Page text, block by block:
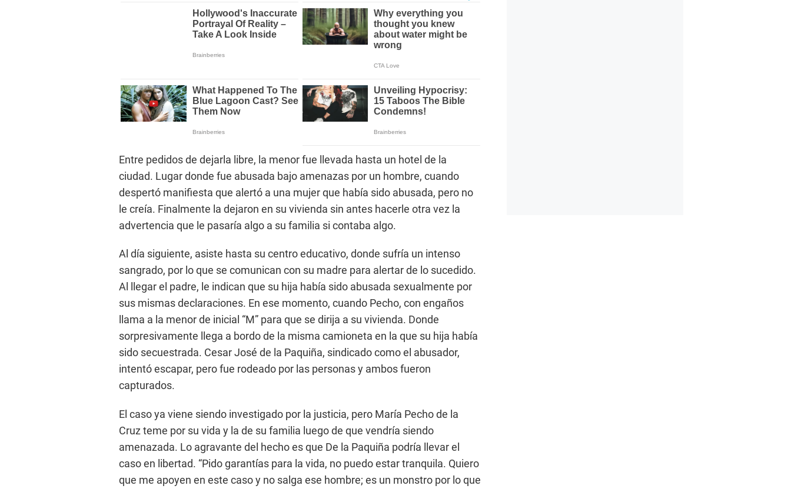
Entre pedidos de dejarla libre, la menor fue llevada hasta un hotel de la
ciudad. Lugar donde fue abusada bajo amenazas por un hombre, cuando
despertó manifiesta que alertó a una mujer que había sido abusada, pero no
le creía. Finalmente la dejaron en su vivienda sin antes hacerle otra vez la
advertencia que le pasaría algo a su familia si contaba algo.
Al día siguiente, asiste hasta su centro educativo, donde sufría un intenso
sangrado, por lo que se comunican con su madre para alertar de lo sucedido.
Al llegar el padre, le indican que su hija había sido abusada sexualmente por
sus mismas declaraciones. En ese momento, cuando Pecho, con engaños
llama a la menor de inicial “M” para que se dirija a su vivienda. Donde
sorpresivamente llega a bordo de la misma camioneta en la que su hija había
sido secuestrada. Cesar José de la Paquiña, sindicado como el abusador,
intentó escapar, pero fue rodeado por las personas y ambos fueron
capturados.
El caso ya viene siendo investigado por la justicia, pero María Pecho de la
Cruz teme por su vida y la de su familia luego de que vendría siendo
amenazada. Lo agravante del hecho es que De la Paquiña podría llevar el
caso en libertad. “Pido garantías para la vida, no puedo estar tranquila. Quiero
que me apoyen en este caso y no salga ese hombre; es un monstro por lo que